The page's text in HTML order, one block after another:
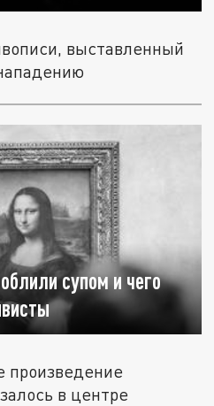
выставленный
супом и чего
произведение
в центре